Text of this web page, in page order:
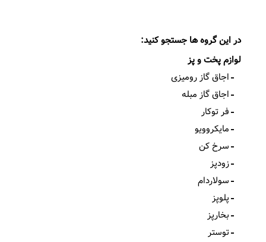
لوازم پخت و پز
در این گروه ها جستجو کنید:
اجاق گاز رومیزی
اجاق گاز مبله
فر توکار
مایکروویو
سرخ کن
زودپز
سولاردام
پلوپز
بخارپز
توستر